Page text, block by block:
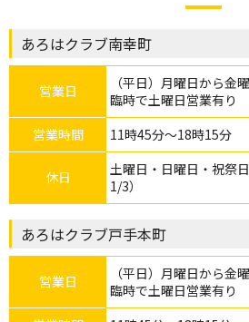
あろはクラブ南幸町
営業日
（平日）月曜日から
臨時で土曜日営業有り
営業時間
11時45分～18時15分
休日
土曜日・日曜日・祝祭
1/3）
あろはクラブ戸手本町
営業日
（平日）月曜日から
臨時で土曜日営業有り